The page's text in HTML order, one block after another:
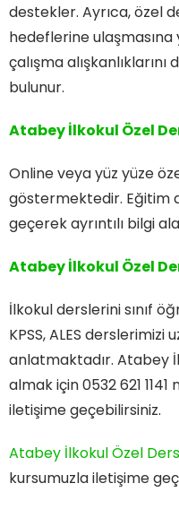
destekler. Ayrıca, özel
hedeflerine ulaşmasına
çalışma
bulunur.
Atabey İlkokul Özel
Online veya yüz yüze
göstermektedir. Eğitim
geçerek ayrıntılı bilgi
Atabey İlkokul Özel
İlkokul derslerini sınıf
KPSS, ALES
anlatmaktadır. Atabey
almak için 0532 621
iletişime geçebilirsiniz.
Atabey İlkokul Özel
kursumuzla iletişime